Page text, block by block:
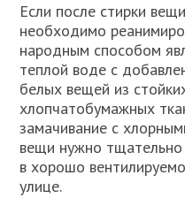
Если после стирки
необходимо
народным способом
теплой воде с
белых вещей из
хлопчатобумажных
замачивание с
вещи нужно тщательно
в хорошо
улице.